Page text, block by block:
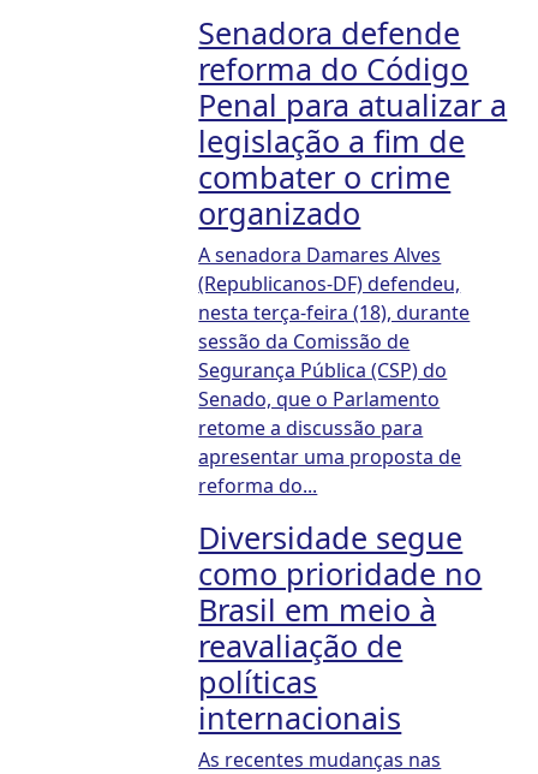
Senadora defende
reforma do Código
Penal para atualizar a
legislação a fim de
combater o crime
organizado
A senadora Damares Alves
(Republicanos-DF) defendeu,
nesta terça-feira (18), durante
sessão da Comissão de
Segurança Pública (CSP) do
Senado, que o Parlamento
retome a discussão para
apresentar uma proposta de
reforma do...
Diversidade segue
como prioridade no
Brasil em meio à
reavaliação de
políticas
internacionais
As recentes mudanças nas